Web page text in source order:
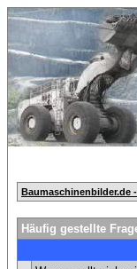
Baumaschinenbilder.de
Häufig gestellte